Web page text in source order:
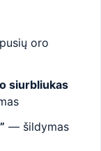
oro
siurbliukas
— šildymas